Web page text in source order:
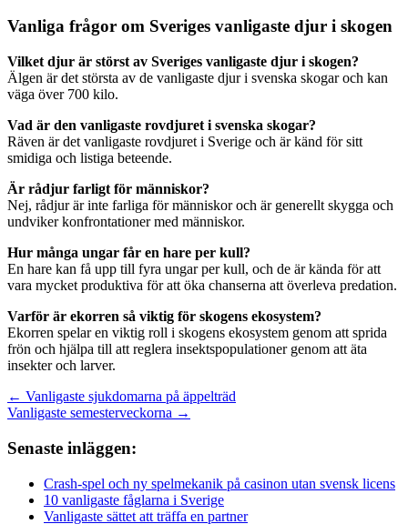
Vanliga frågor om Sveriges vanligaste djur i skogen
Vilket djur är störst av Sveriges vanligaste djur i skogen?
Älgen är det största av de vanligaste djur i svenska skogar och kan
väga över 700 kilo.
Vad är den vanligaste rovdjuret i svenska skogar?
Räven är det vanligaste rovdjuret i Sverige och är känd för sitt
smidiga och listiga beteende.
Är rådjur farligt för människor?
Nej, rådjur är inte farliga för människor och är generellt skygga och
undviker konfrontationer med människor.
Hur många ungar får en hare per kull?
En hare kan få upp till fyra ungar per kull, och de är kända för att
vara mycket produktiva för att öka chanserna att överleva predation.
Varför är ekorren så viktig för skogens ekosystem?
Ekorren spelar en viktig roll i skogens ekosystem genom att sprida
frön och hjälpa till att reglera insektspopulationer genom att äta
insekter och larver.
Inläggsnavigering
← Vanligaste sjukdomarna på äppelträd
Vanligaste semesterveckorna →
Senaste inläggen:
Crash-spel och ny spelmekanik på casinon utan svensk licens
10 vanligaste fåglarna i Sverige
Vanligaste sättet att träffa en partner